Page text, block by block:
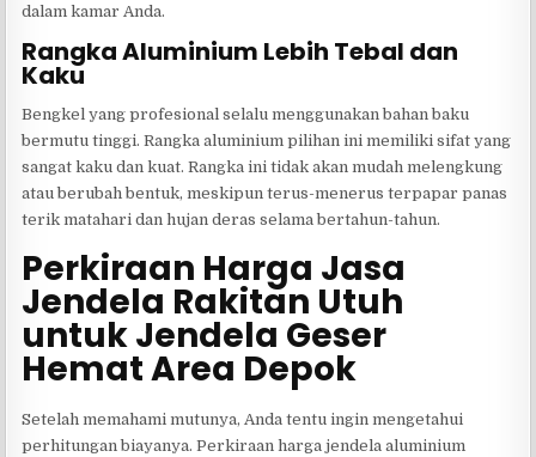
dalam kamar Anda.
Rangka Aluminium Lebih Tebal dan
Kaku
Bengkel yang profesional selalu menggunakan bahan baku
bermutu tinggi. Rangka aluminium pilihan ini memiliki sifat yang
sangat kaku dan kuat. Rangka ini tidak akan mudah melengkung
atau berubah bentuk, meskipun terus-menerus terpapar panas
terik matahari dan hujan deras selama bertahun-tahun.
Perkiraan Harga Jasa
Jendela Rakitan Utuh
untuk Jendela Geser
Hemat Area Depok
Setelah memahami mutunya, Anda tentu ingin mengetahui
perhitungan biayanya. Perkiraan harga jendela aluminium